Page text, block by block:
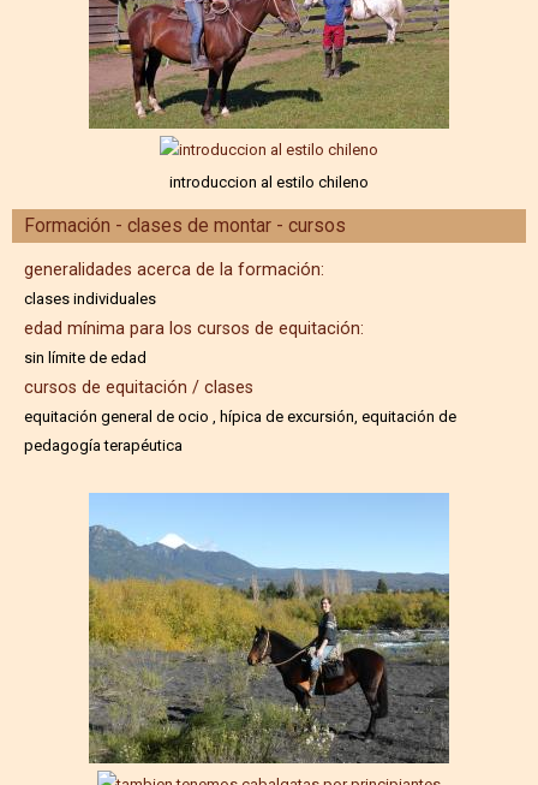
introduccion al estilo chileno
Formación - clases de montar - cursos
generalidades acerca de la formación:
clases individuales
edad mínima para los cursos de equitación:
sin límite de edad
cursos de equitación / clases
equitación general de ocio , hípica de excursión, equitación de
pedagogía terapéutica